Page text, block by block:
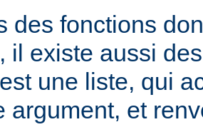
des fonctions
il existe aussi
une liste, qui
argument, et